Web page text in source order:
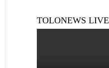
TOLONEWS LIVE